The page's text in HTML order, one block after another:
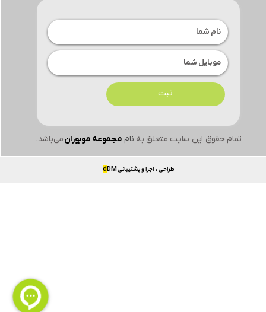
تمام حقوق این سایت متعلق به ناممجموعه موبورانمی‌باشد.
ثبت
طراحی ، اجرا و پشتیبانی dDM